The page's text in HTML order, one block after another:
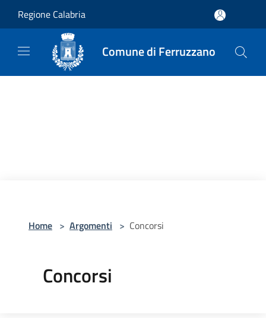
Regione Calabria
Comune di Ferruzzano
Home > Argomenti > Concorsi
Concorsi